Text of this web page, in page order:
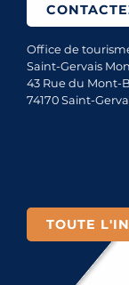
Office de
Saint-Gervais
43 Rue du Mont-
74170 Saint-
TOUTE